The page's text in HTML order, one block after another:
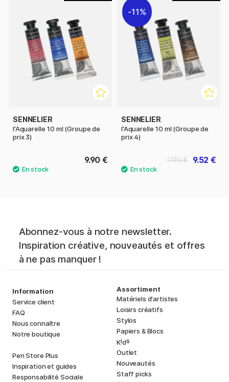
SENNELIER
l'Aquarelle 10 ml (Groupe de
prix 3)
9.90 €
11%
SENNELIER
l'Aquarelle 10 ml (Groupe de
prix 4)
9.52 €
11.90 €
Abonnez-vous à notre newsletter.
Inspiration créative, nouveautés et offres
à ne pas manquer !
Information
Service client
FAQ
Nous connaître
Notre boutique
Pen Store Plus
Inspiration et guides
Responsabilité Sociale
Assortiment
Matériels d'artistes
Loisirs créatifs
Stylos
Papiers & Blocs
Kids
Outlet
Nouveautés
Staff picks